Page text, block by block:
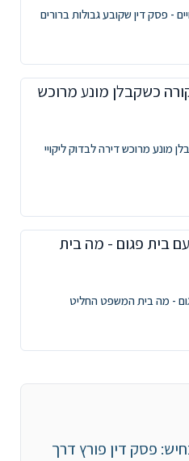
- פסק דין שקובע גבולות ברורים
מונע מרוכש דירה לבדוק ליקויי
- מה בית המשפט החליט
פסק דין פורץ דרך